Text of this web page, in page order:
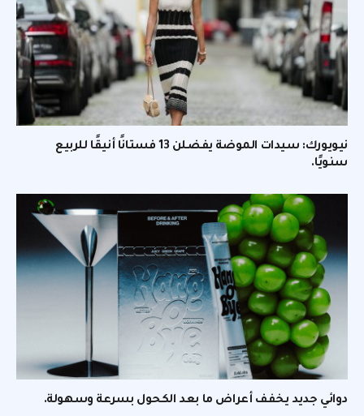
نيويورك: سيدات الموضة يفضلن 13 فستانًا أنيقًا للربيع
سنويًا.
دوائي جديد يخفف أعراض ما بعد الكحول بسرعة وسهولة.